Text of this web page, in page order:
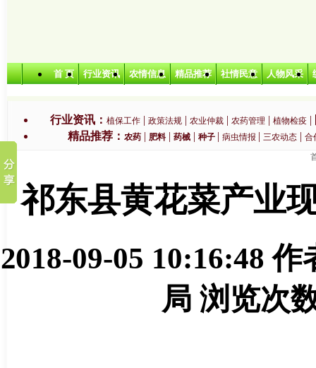
首 页 行业资讯 农情信息 精品推荐 社情民意 人物风采
行业资讯： 植保工作 | 政策法规 | 农业仲裁 | 农药管理 | 植物检疫 |
精品推荐：农药 | 肥料 |药械 |种子 |病虫情报 | 三农动态 |合
祁东县黄花菜产业
2018-09-05 10:16:48 作
局 浏览次